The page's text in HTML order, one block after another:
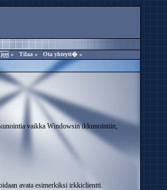
» Tilaa » Ota yhteytt� »
vaikka Windowsin ikkunointiin,
avata esimerkiksi irkkiclientti.